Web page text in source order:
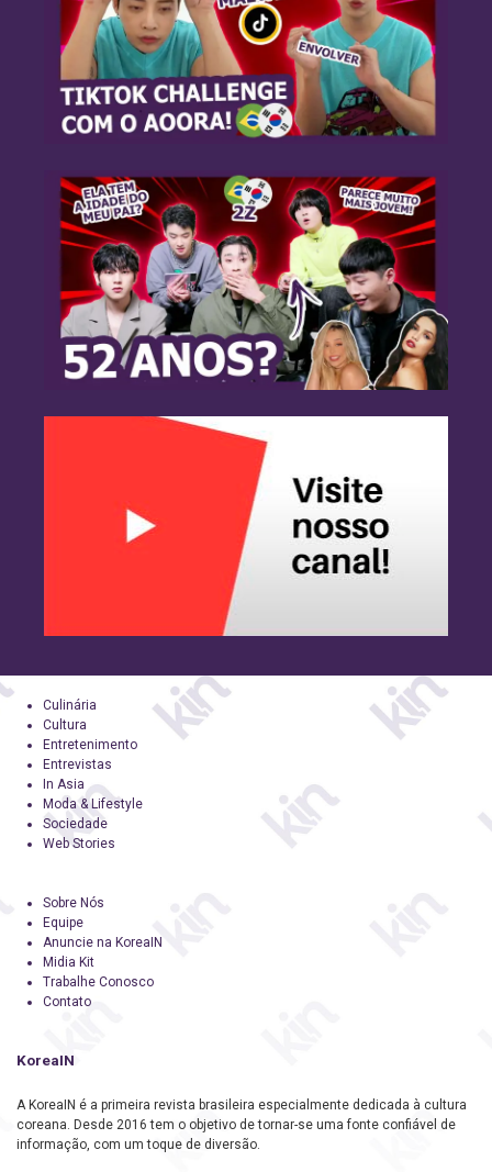
Culinária
Cultura
Entretenimento
Entrevistas
In Asia
Moda & Lifestyle
Sociedade
Web Stories
Sobre Nós
Equipe
Anuncie na KoreaIN
Midia Kit
Trabalhe Conosco
Contato
KoreaIN
A KoreaIN é a primeira revista brasileira especialmente dedicada à cultura
coreana. Desde 2016 tem o objetivo de tornar-se uma fonte confiável de
informação, com um toque de diversão.